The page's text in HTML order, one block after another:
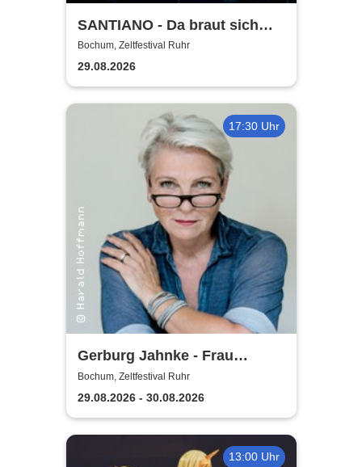
SANTIANO - Da braut sich
was zusammen - Open Air
2026
Bochum, Zeltfestival Ruhr
29.08.2026
17:30 Uhr
Gerburg Jahnke - Frau
Jahnke hat eingeladen
Bochum, Zeltfestival Ruhr
29.08.2026 - 30.08.2026
13:00 Uhr